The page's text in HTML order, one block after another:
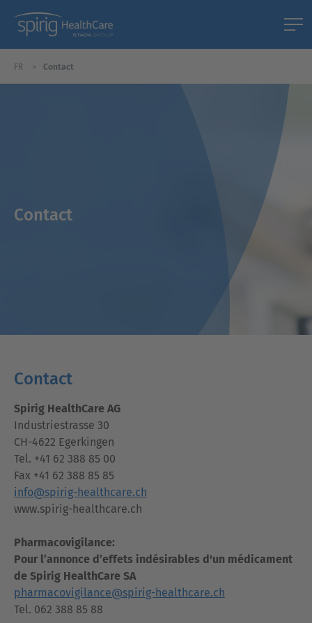
FR Contact
Contact
Contact
Spirig HealthCare AG
Industriestrasse 30
CH-4622 Egerkingen
Tel. +41 62 388 85 00
Fax +41 62 388 85 85
info@spirig-healthcare.ch
www.spirig-healthcare.ch
Pharmacovigilance:
Pour l’annonce d’effets indésirables d'un médicament
de Spirig HealthCare SA
pharmacovigilance@spirig-healthcare.ch
Tel. 062 388 85 88